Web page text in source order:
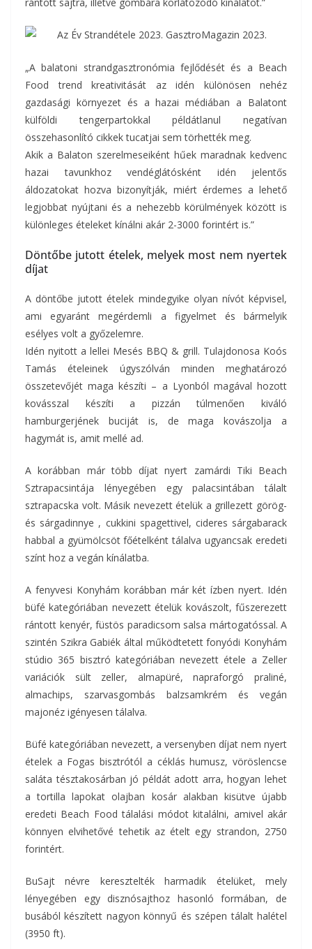
„A balatoni strandgasztronómia fejlődését és a Beach
Food trend kreativitását az idén különösen nehéz
gazdasági környezet és a hazai médiában a Balatont
külföldi tengerpartokkal példátlanul negatívan
összehasonlító cikkek tucatjai sem törhették meg.
Akik a Balaton szerelmeseiként hűek maradnak kedvenc
hazai tavunkhoz vendéglátósként idén jelentős
áldozatokat hozva bizonyítják, miért érdemes a lehető
legjobbat nyújtani és a nehezebb körülmények között is
különleges ételeket kínálni akár 2-3000 forintért is.”
Döntőbe jutott ételek, melyek most nem nyertek
díjat
A döntőbe jutott ételek mindegyike olyan nívót képvisel,
ami egyaránt megérdemli a figyelmet és bármelyik
esélyes volt a győzelemre.
Idén nyitott a lellei Mesés BBQ & grill. Tulajdonosa Koós
Tamás ételeinek úgyszólván minden meghatározó
összetevőjét maga készíti – a Lyonból magával hozott
kovásszal készíti a pizzán túlmenően kiváló
hamburgerjének buciját is, de maga kovászolja a
hagymát is, amit mellé ad.
A korábban már több díjat nyert zamárdi Tiki Beach
Sztrapacsintája lényegében egy palacsintában tálalt
sztrapacska volt. Másik nevezett ételük a grillezett görög-
és sárgadinnye , cukkini spagettivel, cideres sárgabarack
habbal a gyümölcsöt főételként tálalva ugyancsak eredeti
színt hoz a vegán kínálatba.
A fenyvesi Konyhám korábban már két ízben nyert. Idén
büfé kategóriában nevezett ételük kovászolt, fűszerezett
rántott kenyér, füstös paradicsom salsa mártogatóssal. A
szintén Szikra Gabiék által működtetett fonyódi Konyhám
stúdio 365 bisztró kategóriában nevezett étele a Zeller
variációk sült zeller, almapüré, napraforgó praliné,
almachips, szarvasgombás balzsamkrém és vegán
majonéz igényesen tálalva.
Büfé kategóriában nevezett, a versenyben díjat nem nyert
ételek a Fogas bisztrótól a céklás humusz, vöröslencse
saláta tésztakosárban jó példát adott arra, hogyan lehet
a tortilla lapokat olajban kosár alakban kisütve újabb
eredeti Beach Food tálalási módot kitalálni, amivel akár
könnyen elvihetővé tehetik az ételt egy strandon, 2750
forintért.
BuSajt névre keresztelték harmadik ételüket, mely
lényegében egy disznósajthoz hasonló formában, de
busából készített nagyon könnyű és szépen tálalt halétel
(3950 ft).